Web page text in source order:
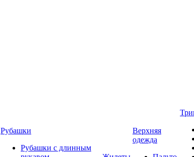
Рубашки
Рубашки с длинным
Верхняя
одежда